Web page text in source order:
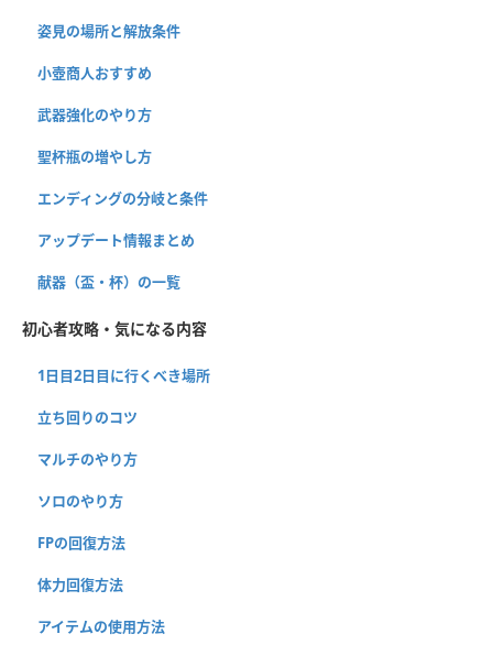
姿見の場所と解放条件
小壺商人おすすめ
武器強化のやり方
聖杯瓶の増やし方
エンディングの分岐と条件
アップデート情報まとめ
献器（盃・杯）の一覧
初心者攻略・気になる内容
1日目2日目に行くべき場所
立ち回りのコツ
マルチのやり方
ソロのやり方
FPの回復方法
体力回復方法
アイテムの使用方法